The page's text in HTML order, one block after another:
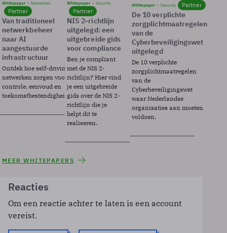
Whitepaper Netwerken
Partner
Van traditioneel
netwerkbeheer
naar AI
aangestuurde
infrastructuur
Ontdek hoe self-driving
netwerken zorgen voor
controle, eenvoud en
toekomstbestendigheid.
Whitepaper Security
Partner
NIS 2-richtlijn
uitgelegd: een
uitgebreide gids
voor compliance
Ben je compliant
met de NIS 2-
richtlijn? Hier vind
je een uitgebreide
gids over de NIS 2-
richtlijn die je
helpt dit te
realiseren.
Whitepaper Security Partner
De 10 verplichte
zorgplichtmaatregelen
van de
Cyberbeveiligingswet
uitgelegd
De 10 verplichte
zorgplichtmaatregelen
van de
Cyberbeveiligingswet
waar Nederlandse
organisaties aan moeten
voldoen.
MEER WHITEPAPERS
Reacties
Om een reactie achter te laten is een account
vereist.